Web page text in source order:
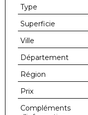
Type
Superficie
Ville
Département
Région
Prix
Compléments